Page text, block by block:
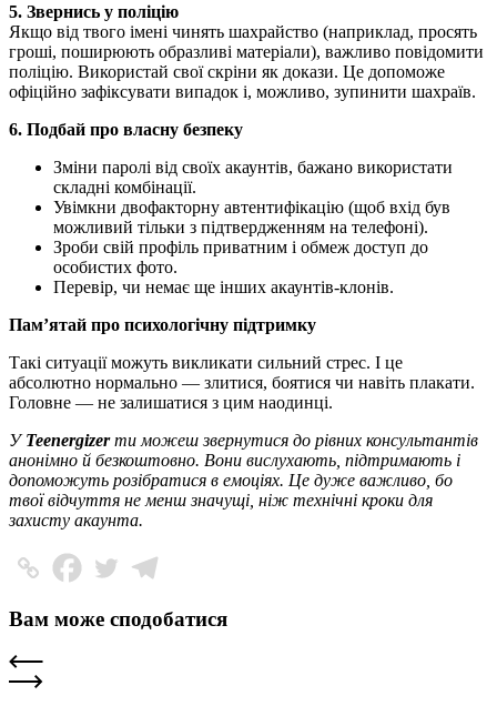
5. Звернись у поліцію
Якщо від твого імені чинять шахрайство (наприклад, просять
гроші, поширюють образливі матеріали), важливо повідомити
поліцію. Використай свої скріни як докази. Це допоможе
офіційно зафіксувати випадок і, можливо, зупинити шахраїв.
6. Подбай про власну безпеку
Зміни паролі від своїх акаунтів, бажано використати
складні комбінації.
Увімкни двофакторну автентифікацію (щоб вхід був
можливий тільки з підтвердженням на телефоні).
Зроби свій профіль приватним і обмеж доступ до
особистих фото.
Перевір, чи немає ще інших акаунтів-клонів.
Пам’ятай про психологічну підтримку
Такі ситуації можуть викликати сильний стрес. І це
абсолютно нормально — злитися, боятися чи навіть плакати.
Головне — не залишатися з цим наодинці.
УTeenergizerти можеш звернутися до рівних консультантів
анонімно й безкоштовно. Вони вислухають, підтримають і
допоможуть розібратися в емоціях. Це дуже важливо, бо
твої відчуття не менш значущі, ніж технічні кроки для
захисту акаунта.
Вам може сподобатися